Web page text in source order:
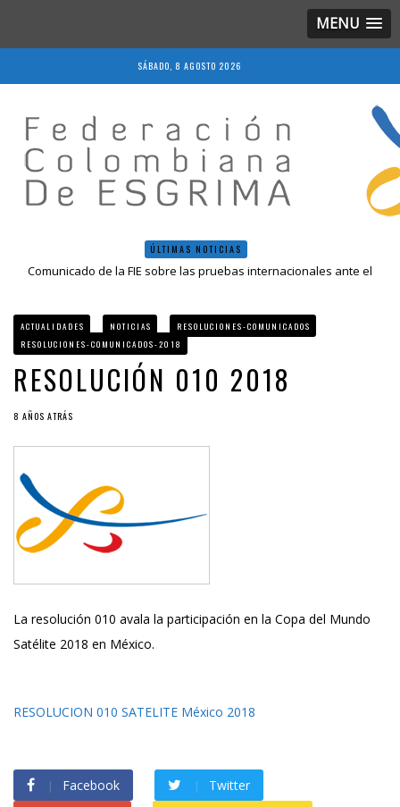
MENU
SÁBADO, 8 AGOSTO 2026
ÚLTIMAS NOTICIAS
Comunicado de la FIE sobre las pruebas internacionales ante el
Resultados LIVE IV Escalafón Nacional Mayores, Cali, Abril 2019
Resolución 027 2019
Epee Grand Prix 2023 – Cali, Colombia
ACTUALIDADES NOTICIAS
RESOLUCIONES-COMUNICADOS
RESOLUCIONES-COMUNICADOS-2018
RESOLUCIÓN 010 2018
8 AÑOS ATRÁS
La resolución 010 avala la participación en la Copa del Mundo
Satélite 2018 en México.
RESOLUCION 010 SATELITE México 2018
Facebook
Twitter